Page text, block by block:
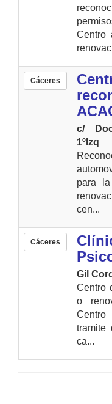
Centro
Cáceres
c/
1ºIzq
para
cen...
Cáceres
Gil
Centro
o
Centro
tramite
ca...